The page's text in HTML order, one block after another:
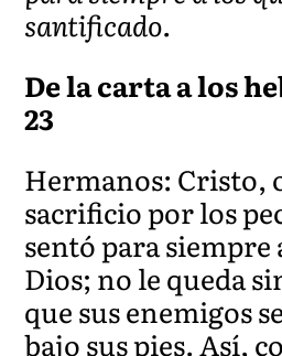
santificado.
De la carta a los
23
Hermanos: Cristo,
sacrificio por los
sentó para siempre
Dios; no le queda
que sus enemigos
bajo sus pies. Así,